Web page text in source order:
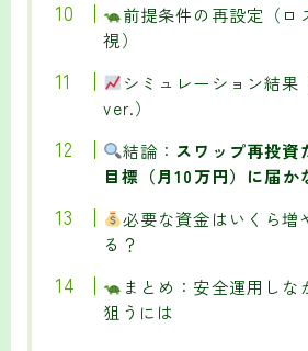
前提条件の再設定（ロ
視）
シミュレーション結果
ver.）
結論： スワップ再投資
目標（月10万円）に届か
必要な資金はいくら増
る？
まとめ：安全運用しな
狙うには